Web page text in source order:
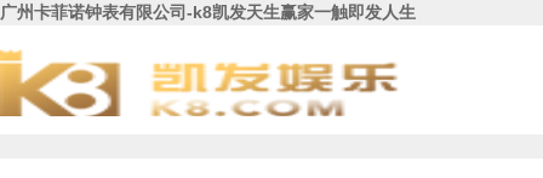
广州卡菲诺钟表有限公司-k8凯发天生赢家一触即发人生